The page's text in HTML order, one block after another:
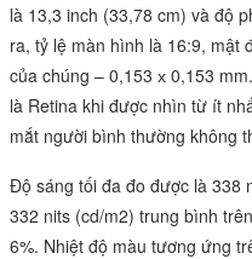
là 13,3 inch (33,78 cm) và độ
ra, tỷ lệ màn hình là 16:9, mật
của chúng – 0,153 х 0,153
là Retina khi được nhìn từ ít
mắt người bình thường không
Độ sáng tối đa đo được là 338
332 nits (cd/m2) trung bình
6%. Nhiệt độ màu tương ứng